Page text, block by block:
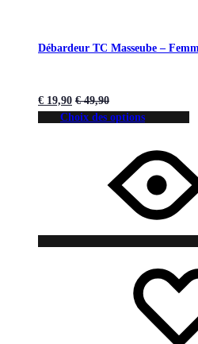
Débardeur TC Masseube –
€ 19,90 €49,90
Choix des options